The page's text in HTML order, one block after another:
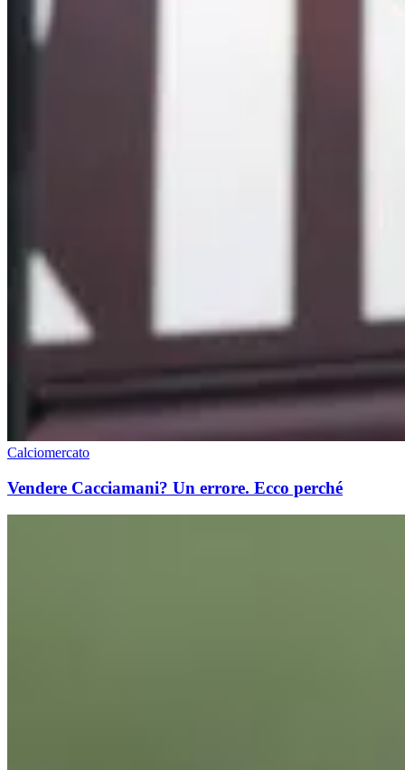
Calciomercato
Vendere Cacciamani? Un errore. Ecco perché